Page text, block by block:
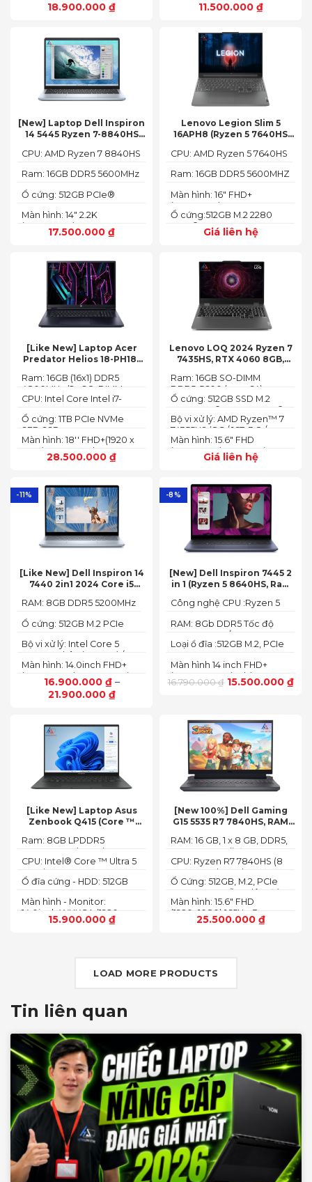
18.900.000 ₫
11.500.000 ₫
[New] Laptop Dell Inspiron
14 5445 Ryzen 7-8840HS
Radeon 780M Màn 14inch
17.500.000 ₫
Màn hình: 14" 2.2K
(2240X1400)
Ổ cứng: 512GB PCIe®
Ram: 16GB DDR5 5600MHz
CPU: AMD Ryzen 7 8840HS
Lenovo Legion Slim 5
16APH8 (Ryzen 5 7640HS
4060 16″ FHD+ 144Hz)
Giá liên hệ
Ổ cứng:512GB M.2 2280
PCIe® 4.0 x4 SSD
Màn hình: 16" FHD+
(1920x1200) IPS
Ram: 16GB DDR5 5600MHZ
CPU: AMD Ryzen 5 7640HS
[Like New] Laptop Acer
Predator Helios 18-PH18-
13700HX, RTX 4060 8GB,
16GB, SSD 1TB, 18″ FHD+
165HZ)
28.500.000 ₫
Màn hình: 18'' FHD+(1920 x
1200) 165 Hz In-plane
Switching (IPS)
Ổ cứng: 1TB PCIe NVMe
SED SSD
CPU: Intel Core Intel i7-
GHz 30MB
Ram: 16GB (16x1) DDR5
4800MHz (2x SO-DIMM
socket, up to 32GB
SDRAM)
Lenovo LOQ 2024 Ryzen 7
7435HS, RTX 4060 8GB,
144Hz, 100% sRGB
Giá liên hệ
Màn hình: 15.6" FHD
(1920x1080) IPS 300nits
Anti-glare, 100% sRGB,
Bộ vi xử lý: AMD Ryzen™ 7
74355HS (8C / 16T, 3.8 /
5.1GHz, 8MB L2 / 16MB L3)
Ổ cứng: 512GB SSD M.2
2242 PCIe® 4.0x4 NVMe®
(2 slots nvme)
Ram: 16GB SO-DIMM
DDR5-5600 (max 64)
-11%
[Like New] Dell Inspiron 14
7440 2in1 2024 Core i5
FHD+
16.900.000 ₫–
21.900.000 ₫
Màn hình: 14.0inch FHD+
(1920 x 1200) 60Hz,250 nits
Bộ vi xử lý: Intel Core 5
120U, 10 nhân (2P + 8E) / 12
luồng
Ổ cứng: 512GB M.2 PCIe
RAM: 8GB DDR5 5200MHz
-8%
[New] Dell Inspiron 7445 2
in 1 (Ryzen 5 8640HS, Ram
Radeon,14 FHD+ Touch)
16.790.000₫ 15.500.000 ₫
Màn hình 14 inch FHD+
(1920 x 1200 pixels)
Loại ổ đĩa :512GB M.2, PCIe
RAM: 8Gb DDR5 Tốc độ
BUS :5200MT/s
Công nghệ CPU :Ryzen 5
[Like New] Laptop Asus
Zenbook Q415 (Core ™
512GB, 14.0inch WUXGA
15.900.000 ₫
Màn hình - Monitor:
14.0inch WUXGA (1920 x
1200) 16:10, OLED, 500 nits,
Ổ đĩa cứng - HDD: 512GB
CPU: Intel® Core ™ Ultra 5
125H (3.60GHz up to
4.50GHz, 18MB Cache)
Ram: 8GB LPDDR5
7467MHz on board
[New 100%] Dell Gaming
G15 5535 R7 7840HS, RAM
8G, 15.6-inch FHD 165Hz
Gray
25.500.000 ₫
Màn hình: 15.6" FHD
(1920x1080) 165Hz, 3ms,
sRGB-100%,
Ổ Cứng: 512GB, M.2, PCIe
NVMe, SSD-Hỗ trợ lên đến
4 TB (2 khe SSD)
CPU: Ryzen R7 7840HS (8
Cores, 16 Threads, 24MB
Cache, 3.80 GHz up to 5.1
RAM: 16 GB, 1 x 8 GB, DDR5,
4800 MHz -Tối đa 32GB
LOAD MORE PRODUCTS
Tin liên quan